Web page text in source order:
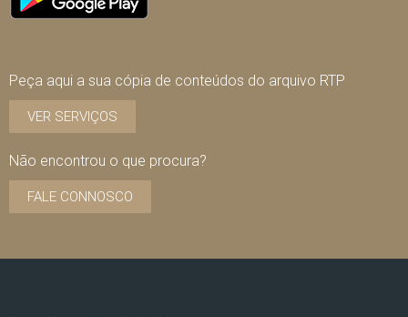
Peça aqui a sua cópia de conteúdos do arquivo RTP
VER SERVIÇOS
Não encontrou o que procura?
FALE CONNOSCO